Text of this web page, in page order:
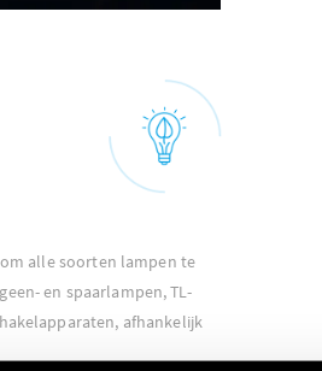
alle soorten lampen te
en spaarlampen, TL-
afhankelijk